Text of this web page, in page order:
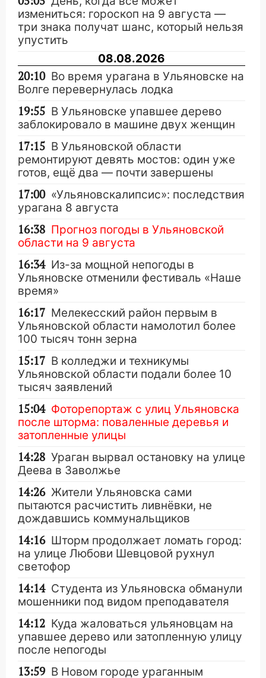
измениться: гороскоп на 9 августа —
три знака получат шанс, который нельзя
упустить
08.08.2026
20:10 Во время урагана в Ульяновске на
Волге перевернулась лодка
19:55 В Ульяновске упавшее дерево
заблокировало в машине двух женщин
17:15 В Ульяновской области
ремонтируют девять мостов: один уже
готов, ещё два — почти завершены
17:00 «Ульяновскалипсис»: последствия
урагана 8 августа
16:38 Прогноз погоды в Ульяновской
области на 9 августа
16:34 Из-за мощной непогоды в
Ульяновске отменили фестиваль «Наше
время»
16:17 Мелекесский район первым в
Ульяновской области намолотил более
100 тысяч тонн зерна
15:17 В колледжи и техникумы
Ульяновской области подали более 10
тысяч заявлений
15:04 Фоторепортаж с улиц Ульяновска
после шторма: поваленные деревья и
затопленные улицы
14:28 Ураган вырвал остановку на улице
Деева в Заволжье
14:26 Жители Ульяновска сами
пытаются расчистить ливнёвки, не
дождавшись коммунальщиков
14:16 Шторм продолжает ломать город:
на улице Любови Шевцовой рухнул
светофор
14:14 Студента из Ульяновска обманули
мошенники под видом преподавателя
14:12 Куда жаловаться ульяновцам на
упавшее дерево или затопленную улицу
после непогоды
13:59 В Новом городе ураганным